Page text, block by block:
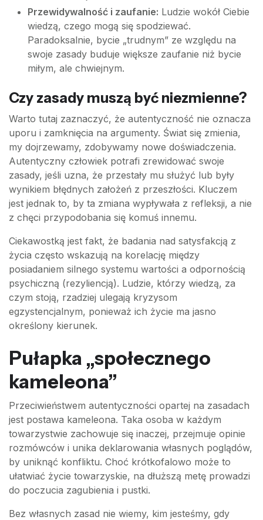
Przewidywalność i zaufanie: Ludzie wokół Ciebie
wiedzą, czego mogą się spodziewać.
Paradoksalnie, bycie „trudnym” ze względu na
swoje zasady buduje większe zaufanie niż bycie
miłym, ale chwiejnym.
Czy zasady muszą być niezmienne?
Warto tutaj zaznaczyć, że autentyczność nie oznacza
uporu i zamknięcia na argumenty. Świat się zmienia,
my dojrzewamy, zdobywamy nowe doświadczenia.
Autentyczny człowiek potrafi zrewidować swoje
zasady, jeśli uzna, że przestały mu służyć lub były
wynikiem błędnych założeń z przeszłości. Kluczem
jest jednak to, by ta zmiana wypływała z refleksji, a nie
z chęci przypodobania się komuś innemu.
Ciekawostką jest fakt, że badania nad satysfakcją z
życia często wskazują na korelację między
posiadaniem silnego systemu wartości a odpornością
psychiczną (rezyliencją). Ludzie, którzy wiedzą, za
czym stoją, rzadziej ulegają kryzysom
egzystencjalnym, ponieważ ich życie ma jasno
określony kierunek.
Pułapka „społecznego
kameleona”
Przeciwieństwem autentyczności opartej na zasadach
jest postawa kameleona. Taka osoba w każdym
towarzystwie zachowuje się inaczej, przejmuje opinie
rozmówców i unika deklarowania własnych poglądów,
by uniknąć konfliktu. Choć krótkofalowo może to
ułatwiać życie towarzyskie, na dłuższą metę prowadzi
do poczucia zagubienia i pustki.
Bez własnych zasad nie wiemy, kim jesteśmy, gdy